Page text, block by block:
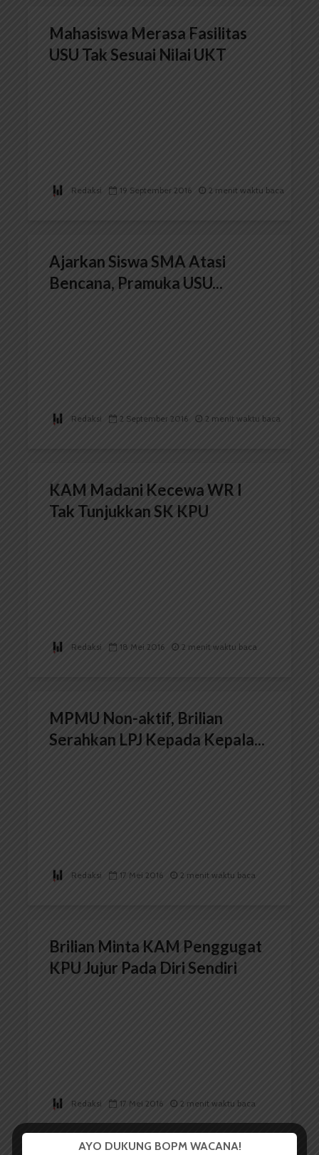
Mahasiswa Merasa Fasilitas
USU Tak Sesuai Nilai UKT
Redaksi 19 September 2016 2 menit waktu baca
Ajarkan Siswa SMA Atasi
Bencana, Pramuka USU...
Redaksi 2 September 2016 2 menit waktu baca
KAM Madani Kecewa WR I
Tak Tunjukkan SK KPU
Redaksi 18 Mei 2016 2 menit waktu baca
MPMU Non-aktif, Brilian
Serahkan LPJ Kepada Kepala...
Redaksi 17 Mei 2016 2 menit waktu baca
Brilian Minta KAM Penggugat
KPU Jujur Pada Diri Sendiri
Redaksi 17 Mei 2016 2 menit waktu baca
AYO DUKUNG BOPM WACANA!